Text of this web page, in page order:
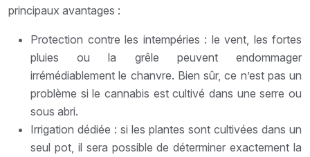
principaux avantages :
Protection contre les intempéries : le vent, les fortes
pluies ou la grêle peuvent endommager
irrémédiablement le chanvre. Bien sûr, ce n’est pas un
problème si le cannabis est cultivé dans une serre ou
sous abri.
Irrigation dédiée : si les plantes sont cultivées dans un
seul pot, il sera possible de déterminer exactement la